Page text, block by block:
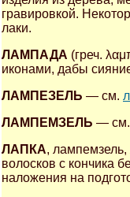
гравировкой.
лаки.
ЛАМПАДА (греч.
иконами, дабы
ЛАМПЕЗЕЛЬ — см.
ЛАМПЕМЗЕЛЬ — см.
ЛАПКА,
волосков с кончика
наложения на